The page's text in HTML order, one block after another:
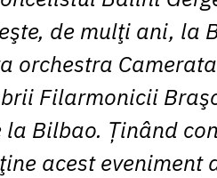
de mulţi ani, la
orchestra
Filarmonicii
la Bilbao. Ținând
acest eveniment